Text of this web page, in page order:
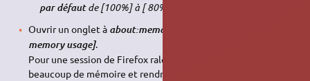
par défautde [100%] à [ 80%] ou [ 90%]
Ouvrir un onglet à about:memory
memory usage].
Pour une session de Firefox ralentie, cela peut libérer
beaucoup de mémoire et rendre la rapidité